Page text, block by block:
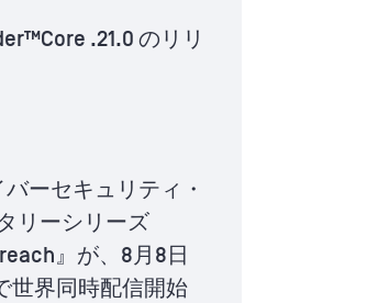
.21.0 のリリ
バーセキュリティ・
リーシリーズ
』が、8月8日
世界同時配信開始